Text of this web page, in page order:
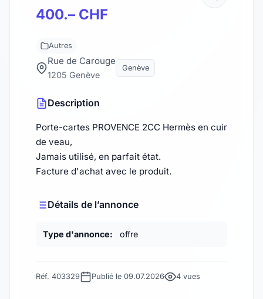
400.– CHF
Autres
Rue de Carouge
1205 Genève
Genève
Description
Porte-cartes PROVENCE 2CC Hermès en cuir
de veau,
Jamais utilisé, en parfait état.
Facture d'achat avec le produit.
Détails de l’annonce
Type d'annonce: offre
Réf. 403329 Publié le 09.07.2026 4 vues